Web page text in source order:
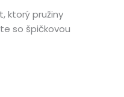
ktorý pružiny
so špičkovou